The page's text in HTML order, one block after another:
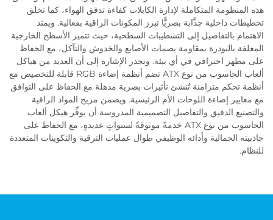
هذه المنظومة المتكاملة لإدارة الكابلات كفاءة تدفق الهواء، كما تخلق
تخطيطات داخلية جذَّابة بصريًّا تبرز المكونات الراقية بفعالية. ويمتد
الاهتمام بالتفاصيل إلى التشطيبات السطحية، حيث تتميز الأسطح الخارجية
المغلفة بالبودرة بمقاومة بصمات الأصابع والخدوش والتآكل، مع الحفاظ
على مظهر احترافي في أي بيئة. وتجدر الإشارة إلى أن العديد من هياكل
ألعاب الحاسوب من نوع ATX تضم أنظمة إضاءة RGB قابلة للتخصيص مع
أنظمة تحكم متزامنة تُنشئ تأثيرات بصرية مذهلة مع الحفاظ على التوافق
مع معايير إضاءة اللوحات الأم الرئيسية. ويضمن مزيج المواد الراقية
والتصنيع الدقيق والتفاصيل التصميمية المدروسة أن يوفِّر هيكل ألعاب
الحاسوب من نوع ATX خدمةً موثوقةً لسنواتٍ عديدةٍ، مع الحفاظ على
جاذبيته الجمالية وأدائه الوظيفي طوال عمليات الترقية والتكوينات المتعددة
للنظام.